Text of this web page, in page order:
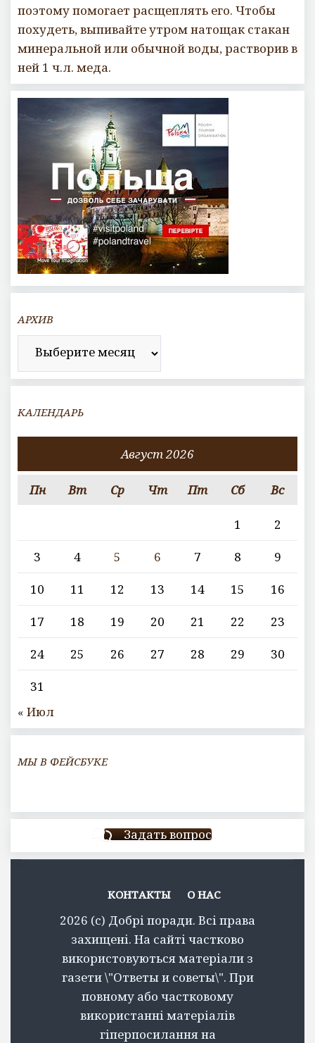
поэтому помогает расщеплять его. Чтобы
похудеть, выпивайте утром натощак стакан
минеральной или обычной воды, растворив в
ней 1 ч.л. меда.
АРХИВ
Архив
КАЛЕНДАРЬ
Август 2026
Пн Вт Ср Чт Пт Сб Вс
1
2
3
4 5 6 7 8
9
10
11 12 13 14 15
16
17
18 19 20 21 22
23
24
25 26 27 28 29
30
31
« Июл
МЫ В ФЕЙСБУКЕ
Задать вопрос
КОНТАКТЫ О НАС
2026 (c) Добрі поради. Всі права
захищені. На сайті частково
використовуються матеріали з
газети \"Ответы и советы\". При
повному або частковому
використанні матеріалів
гіперпосилання на